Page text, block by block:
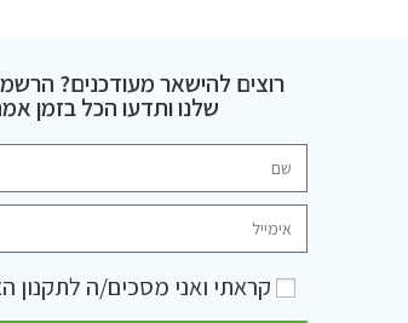
רוצים להישאר מעודכנים?
שלנו ותדעו הכל בזמן
קראתי ואני מסכים/ה לתקנון